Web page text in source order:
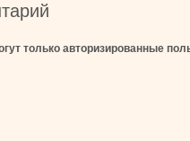
только авторизированные